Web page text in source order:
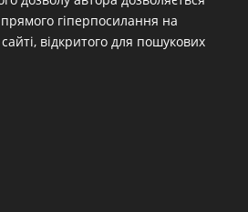
гіперпосилання на
відкритого для пошукових